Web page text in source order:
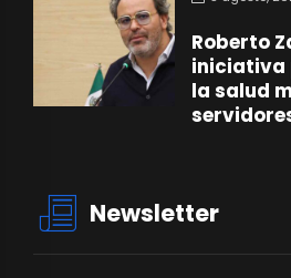
Roberto
iniciativa
la salud
Newsletter